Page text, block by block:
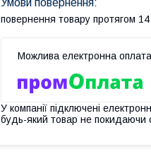
повернення товару протягом 14
У компанії підключені
будь-який товар не покидаючи